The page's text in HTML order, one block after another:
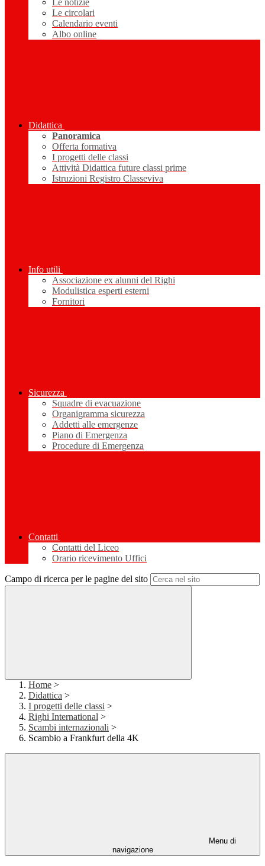
Le notizie
Le circolari
Calendario eventi
Albo online
Didattica
Panoramica
Offerta formativa
I progetti delle classi
Attività Didattica future classi prime
Istruzioni Registro Classeviva
Info utili
Associazione ex alunni del Righi
Modulistica esperti esterni
Fornitori
Sicurezza
Squadre di evacuazione
Organigramma sicurezza
Addetti alle emergenze
Piano di Emergenza
Procedure di Emergenza
Contatti
Contatti del Liceo
Orario ricevimento Uffici
Campo di ricerca per le pagine del sito
Home >
Didattica >
I progetti delle classi >
Righi International >
Scambi internazionali >
Scambio a Frankfurt della 4K
Menu di
navigazione